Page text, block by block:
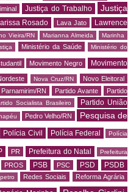
Justiça do Trabalho
Justiça
Rosado Lava Jato
Lawrence
Vieira/RN Marianna Almeida Marinha
Ministério da Saúde Ministério do
Movimento Negro
Movimento
Nova Cruz/RN Novo Eleitoral
Parnamirim/RN Partido Avante
Partido
Socialista Brasileiro
Partido União
Pedro Velho/RN
Pesquisa de
Polícia Civil Polícia Federal Polícia
PR Prefeitura do Natal
Prefeitura
PROS PSB PSC PSD PSDB
Redes Sociais Reforma Agrária